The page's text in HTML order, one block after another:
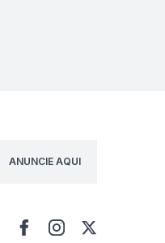
ANUNCIE AQUI